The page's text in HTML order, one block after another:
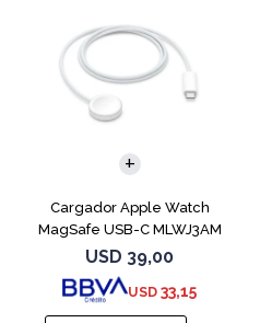
Cargador Apple Watch
MagSafe USB-C MLWJ3AM
USD 39,00
USD 33,15